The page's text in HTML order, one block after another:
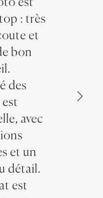
: très
et
bon
des
avec
et un
détail.
est